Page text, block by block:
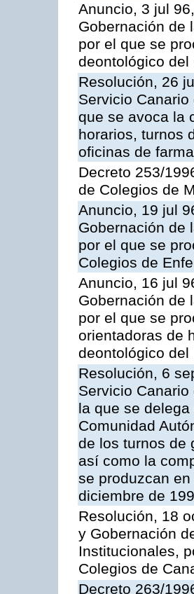
Anuncio, 3 jul
Gobernación de
por el que se
deontológico del
Resolución, 26
Servicio
que se avoca la
horarios, turnos
oficinas de
Decreto 253/
de Colegios de
Anuncio, 19 jul
Gobernación de
por el que se
Colegios de
Anuncio, 16 jul
Gobernación de
por el que se
orientadoras de
deontológico del
Resolución, 6
Servicio
la que se
Comunidad
de los turnos de
así como la
se produzcan
diciembre de
Resolución, 18
y Gobernación
Institucionales,
Colegios de
Decreto 263/